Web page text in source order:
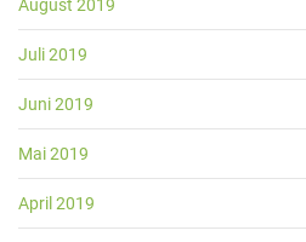
August 2019
Juli 2019
Juni 2019
Mai 2019
April 2019